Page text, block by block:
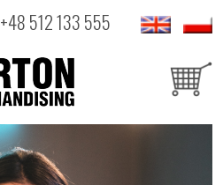
+48 512 133 555